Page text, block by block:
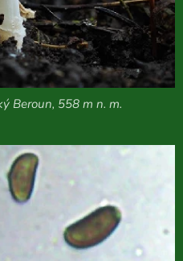
Beroun, 558 m n. m.